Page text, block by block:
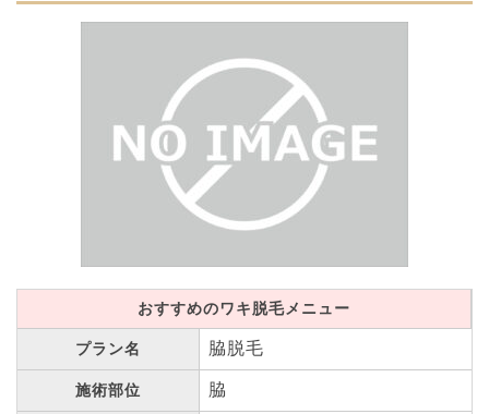
おすすめのワキ脱毛メニュー
プラン名 脇脱毛
施術部位 脇